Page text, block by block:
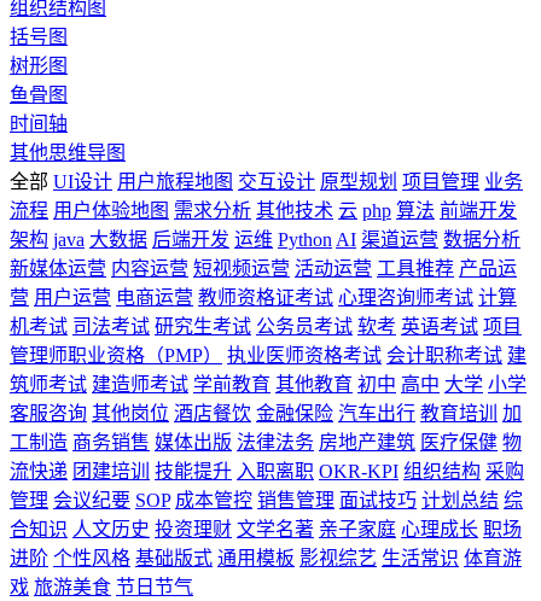
组织结构图
括号图
树形图
鱼骨图
时间轴
其他思维导图
全部 UI设计 用户旅程地图 交互设计 原型规划 项目管理 业务
流程 用户体验地图 需求分析 其他技术 云 php 算法 前端开发
架构 java 大数据 后端开发 运维 Python AI 渠道运营 数据分析
新媒体运营 内容运营 短视频运营 活动运营 工具推荐 产品运
营 用户运营 电商运营 教师资格证考试 心理咨询师考试 计算
机考试 司法考试 研究生考试 公务员考试 软考 英语考试 项目
管理师职业资格（PMP）
执业医师资格考试 会计职称考试 建
筑师考试 建造师考试 学前教育 其他教育 初中 高中 大学 小学
客服咨询 其他岗位 酒店餐饮 金融保险 汽车出行 教育培训
加
工制造 商务销售 媒体出版 法律法务 房地产建筑 医疗保健 物
流快递 团建培训 技能提升 入职离职 OKR-KPI 组织结构 采购
管理 会议纪要 SOP 成本管控 销售管理 面试技巧 计划总结 综
合知识 人文历史 投资理财 文学名著 亲子家庭 心理成长 职场
进阶 个性风格 基础版式 通用模板 影视综艺 生活常识 体育游
戏 旅游美食 节日节气